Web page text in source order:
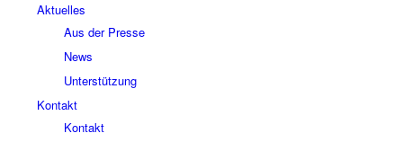
Aktuelles
Aus der Presse
News
Unterstützung
Kontakt
Kontakt